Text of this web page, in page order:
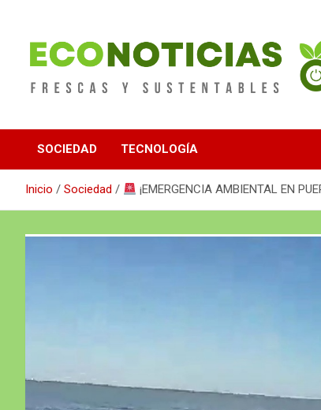
contenido
Econoticias
SOCIEDAD TECNOLOGÍA
Inicio Sociedad ¡EMERGENCIA AMBIENTAL EN